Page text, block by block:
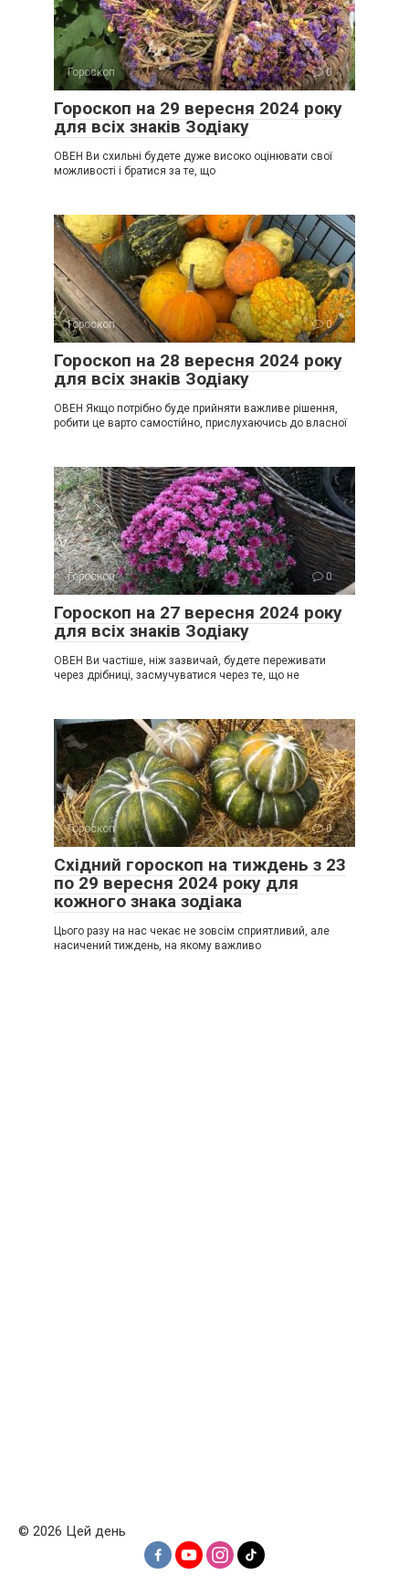
Гороскоп 0
Гороскоп на 29 вересня 2024 року
для всіх знаків Зодіаку
ОВЕН Ви схильні будете дуже високо оцінювати свої
можливості і братися за те, що
Гороскоп 0
Гороскоп на 28 вересня 2024 року
для всіх знаків Зодіаку
ОВЕН Якщо потрібно буде прийняти важливе рішення,
робити це варто самостійно, прислухаючись до власної
Гороскоп 0
Гороскоп на 27 вересня 2024 року
для всіх знаків Зодіаку
ОВЕН Ви частіше, ніж зазвичай, будете переживати
через дрібниці, засмучуватися через те, що не
Гороскоп 0
Східний гороскоп на тиждень з 23
по 29 вересня 2024 року для
кожного знака зодіака
Цього разу на нас чекає не зовсім сприятливий, але
насичений тиждень, на якому важливо
© 2026 Цей день